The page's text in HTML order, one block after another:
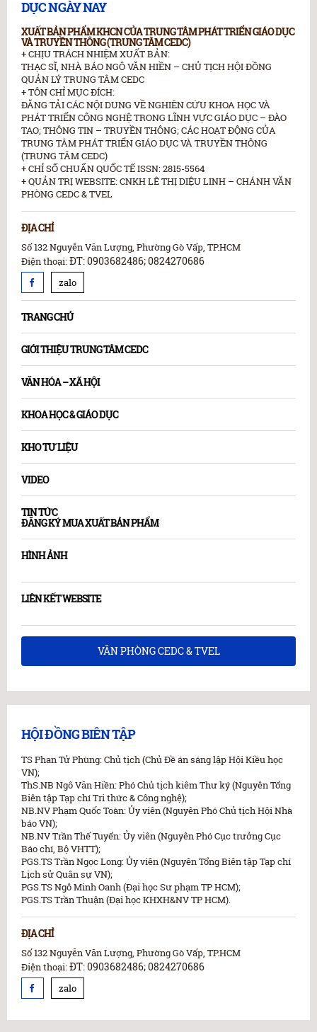
DỤC NGÀY NAY
XUẤT BẢN PHẨM KHCN CỦA TRUNG TÂM PHÁT TRIỂN GIÁO DỤC
VÀ TRUYỀN THÔNG (TRUNG TÂM CEDC)
+ CHỊU TRÁCH NHIỆM XUẤT BẢN:
THẠC SĨ, NHÀ BÁO NGÔ VĂN HIỀN – CHỦ TỊCH HỘI ĐỒNG
QUẢN LÝ TRUNG TÂM CEDC
+ TÔN CHỈ MỤC ĐÍCH:
ĐĂNG TẢI CÁC NỘI DUNG VỀ NGHIÊN CỨU KHOA HỌC VÀ
PHÁT TRIỂN CÔNG NGHỆ TRONG LĨNH VỰC GIÁO DỤC – ĐÀO
TAO; THÔNG TIN – TRUYỀN THÔNG; CÁC HOẠT ĐỘNG CỦA
TRUNG TÂM PHÁT TRIỂN GIÁO DỤC VÀ TRUYỀN THÔNG
(TRUNG TÂM CEDC)
+ CHỈ SỐ CHUẨN QUỐC TẾ ISSN: 2815-5564
+ QUẢN TRỊ WEBSITE: CNKH LÊ THỊ DIỆU LINH – CHÁNH VĂN
PHÒNG CEDC & TVEL
ĐỊA CHỈ
Số 132 Nguyễn Văn Lượng, Phường Gò Vấp, TP.HCM
Điện thoại:ĐT: 0903682486; 0824270686
zalo
TRANG CHỦ
GIỚI THIỆU TRUNG TÂM CEDC
VĂN HÓA – XÃ HỘI
KHOA HỌC & GIÁO DỤC
KHO TƯ LIỆU
VIDEO
TIN TỨC
ĐĂNG KÝ MUA XUẤT BẢN PHẨM
HÌNH ẢNH
LIÊN KẾT WEBSITE
VĂN PHÒNG CEDC & TVEL
HỘI ĐỒNG BIÊN TẬP
TS Phan Tử Phùng: Chủ tịch (Chủ Đề án sáng lập Hội Kiều học
VN);
ThS.NB Ngô Văn Hiền: Phó Chủ tịch kiêm Thư ký (Nguyên Tổng
Biên tập Tạp chí Tri thức & Công nghệ);
NB.NV Phạm Quốc Toàn: Ủy viên (Nguyên Phó Chủ tịch Hội Nhà
báo VN);
NB.NV Trần Thế Tuyển: Ủy viên (Nguyên Phó Cục trưởng Cục
Báo chí, Bộ VHTT);
PGS.TS Trần Ngọc Long: Ủy viên (Nguyên Tổng Biên tập Tạp chí
Lịch sử Quân sự VN);
PGS.TS Ngô Minh Oanh (Đại học Sư phạm TP HCM);
PGS.TS Trần Thuận (Đại học KHXH&NV TP HCM).
ĐỊA CHỈ
Số 132 Nguyễn Văn Lượng, Phường Gò Vấp, TP.HCM
Điện thoại:ĐT: 0903682486; 0824270686
zalo